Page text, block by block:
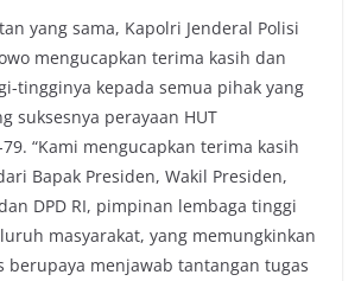
yang sama, Kapolri Jenderal Polisi
mengucapkan terima kasih dan
tingginya kepada semua pihak yang
suksesnya perayaan HUT
“Kami mengucapkan terima kasih
Bapak Presiden, Wakil Presiden,
DPD RI, pimpinan lembaga tinggi
masyarakat, yang memungkinkan
berupaya menjawab tantangan tugas